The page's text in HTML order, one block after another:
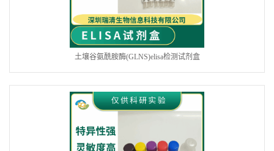
土壤谷氨酰胺酶(GLNS)elisa检测试剂盒